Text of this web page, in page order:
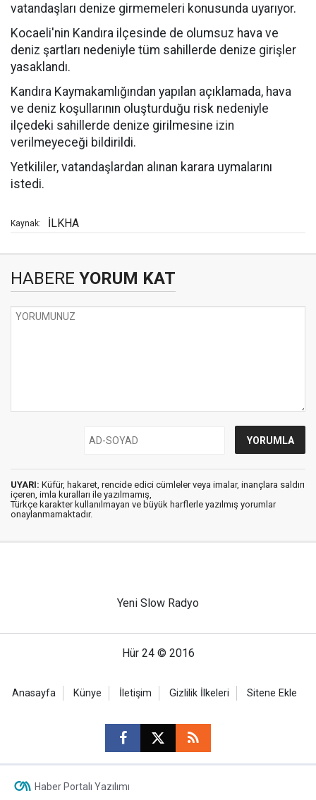
vatandaşları denize girmemeleri konusunda uyarıyor.
Kocaeli'nin Kandıra ilçesinde de olumsuz hava ve
deniz şartları nedeniyle tüm sahillerde denize girişler
yasaklandı.
Kandıra Kaymakamlığından yapılan açıklamada, hava
ve deniz koşullarının oluşturduğu risk nedeniyle
ilçedeki sahillerde denize girilmesine izin
verilmeyeceği bildirildi.
Yetkililer, vatandaşlardan alınan karara uymalarını
istedi.
Kaynak: İLKHA
HABERE YORUM KAT
UYARI: Küfür, hakaret, rencide edici cümleler veya imalar, inançlara saldırı
içeren, imla kuralları ile yazılmamış,
Türkçe karakter kullanılmayan ve büyük harflerle yazılmış yorumlar
onaylanmamaktadır.
Yeni Slow Radyo
Hür 24 © 2016
Anasayfa Künye İletişim Gizlilik İlkeleri Sitene Ekle
Haber Portalı Yazılımı